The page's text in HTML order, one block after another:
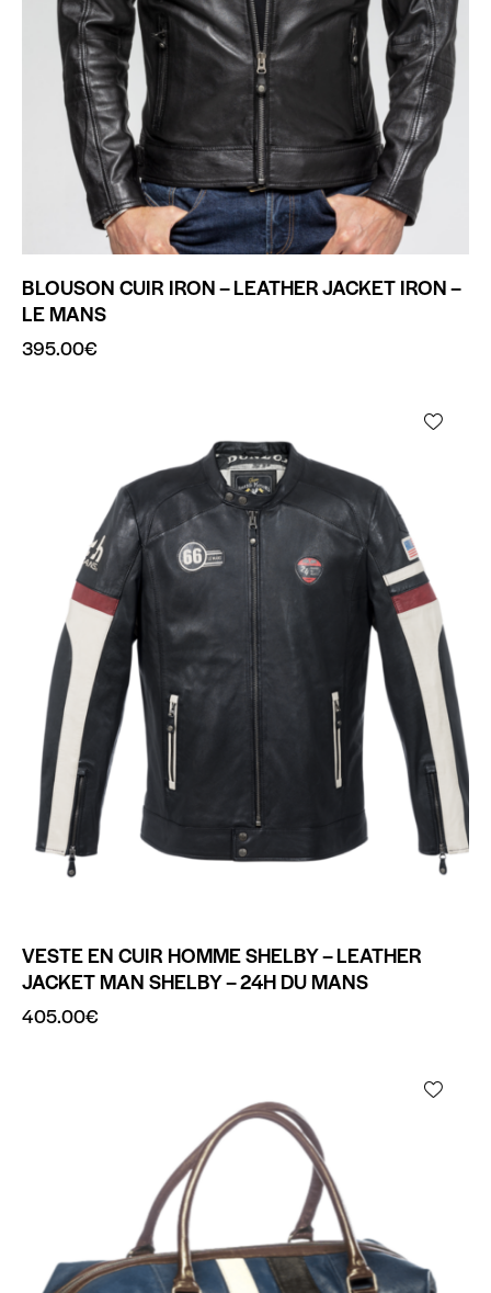
BLOUSON CUIR IRON – LEATHER JACKET IRON –
LE MANS
395.00€
VESTE EN CUIR HOMME SHELBY – LEATHER
JACKET MAN SHELBY – 24H DU MANS
405.00€